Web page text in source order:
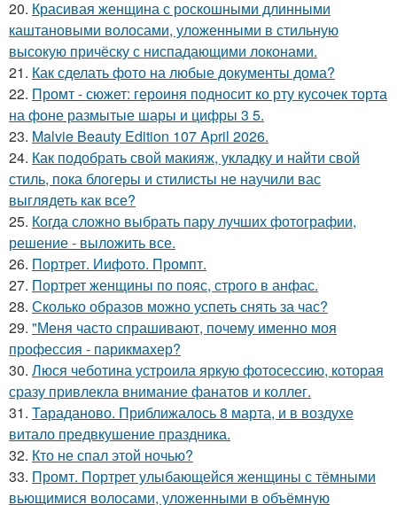
20. Красивая женщина с роскошными длинными
каштановыми волосами, уложенными в стильную
высокую причёску с ниспадающими локонами.
21. Как сделать фото на любые документы дома?
22. Промт - сюжет: героиня подносит ко рту кусочек торта
на фоне размытые шары и цифры 3 5.
23. Malvie Beauty Edition 107 April 2026.
24. Как подобрать свой макияж, укладку и найти свой
стиль, пока блогеры и стилисты не научили вас
выглядеть как все?
25. Когда сложно выбрать пару лучших фотографии,
решение - выложить все.
26. Портрет. Иифото. Промпт.
27. Портрет женщины по пояс, строго в анфас.
28. Сколько образов можно успеть снять за час?
29. "Меня часто спрашивают, почему именно моя
профессия - парикмахер?
30. Люся чеботина устроила яркую фотосессию, которая
сразу привлекла внимание фанатов и коллег.
31. Тараданово. Приближалось 8 марта, и в воздухе
витало предвкушение праздника.
32. Кто не спал этой ночью?
33. Промт. Портрет улыбающейся женщины с тёмными
вьющимися волосами, уложенными в объёмную